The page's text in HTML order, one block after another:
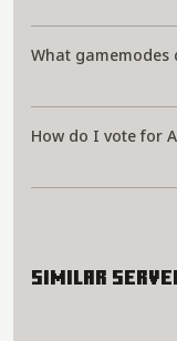
What gamemodes
How do I vote for
Similar